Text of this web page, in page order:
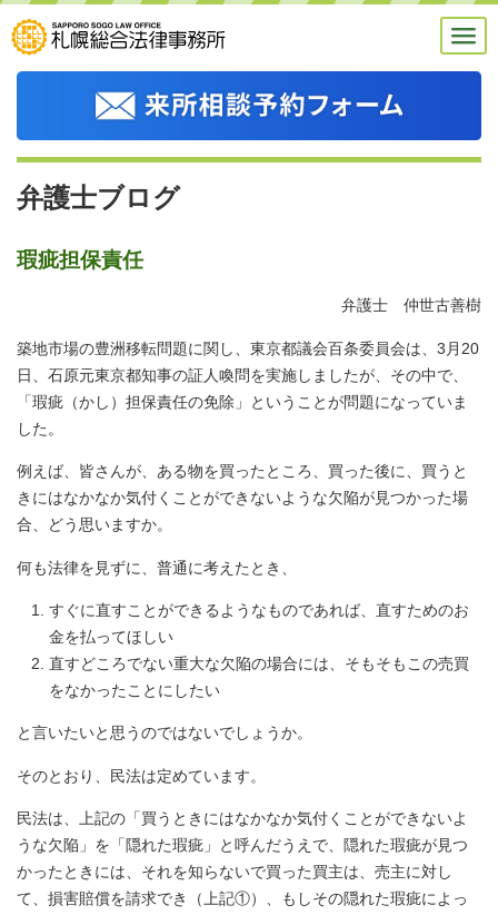
弁護士ブログ
瑕疵担保責任
弁護士 仲世古善樹
築地市場の豊洲移転問題に関し、東京都議会百条委員会は、3月20
日、石原元東京都知事の証人喚問を実施しましたが、その中で、
「瑕疵（かし）担保責任の免除」ということが問題になっていま
した。
例えば、皆さんが、ある物を買ったところ、買った後に、買うと
きにはなかなか気付くことができないような欠陥が見つかった場
合、どう思いますか。
何も法律を見ずに、普通に考えたとき、
すぐに直すことができるようなものであれば、直すためのお
金を払ってほしい
直すどころでない重大な欠陥の場合には、そもそもこの売買
をなかったことにしたい
と言いたいと思うのではないでしょうか。
そのとおり、民法は定めています。
民法は、上記の「買うときにはなかなか気付くことができないよ
うな欠陥」を「隠れた瑕疵」と呼んだうえで、隠れた瑕疵が見つ
かったときには、それを知らないで買った買主は、売主に対し
て、損害賠償を請求でき（上記①）、もしその隠れた瑕疵によっ